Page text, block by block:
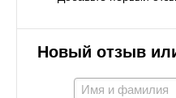
Новый отзыв